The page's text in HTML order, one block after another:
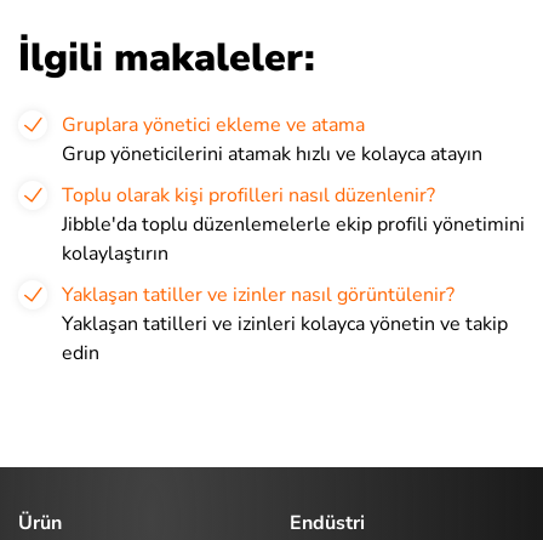
İlgili makaleler:
Gruplara yönetici ekleme ve atama
Grup yöneticilerini atamak hızlı ve kolayca atayın
Toplu olarak kişi profilleri nasıl düzenlenir?
Jibble'da toplu düzenlemelerle ekip profili yönetimini
kolaylaştırın
Yaklaşan tatiller ve izinler nasıl görüntülenir?
Yaklaşan tatilleri ve izinleri kolayca yönetin ve takip
edin
Ürün
Endüstri